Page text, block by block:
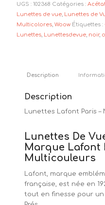
UGS : 102368 Catégories :
Lunettes de vue, Lunettes de
Multicolores, Woow Étiquettes :
Lunettes, Lunettesdevue, noir,
Description
Description
Lunettes Lafont Paris –
Lunettes De
Marque Lafont
Multicouleurs
Lafont, marque
française, est née en
tout en finesse pour un